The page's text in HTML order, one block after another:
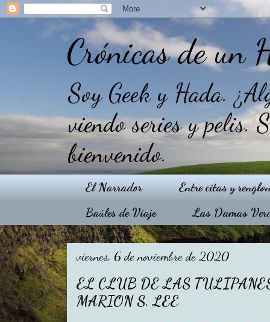
Crónicas de un
Soy Geek y Hada.
viendo series y pelis.
bienvenido.
El Narrador
Entre citas y
Baúles de Viaje
Las Damas
viernes, 6 de noviembre de 2020
EL CLUB DE LAS
MARION S. LEE